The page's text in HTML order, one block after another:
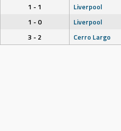
1 - 1 Liverpool
1 - 0 Liverpool
3 - 2 Cerro Largo